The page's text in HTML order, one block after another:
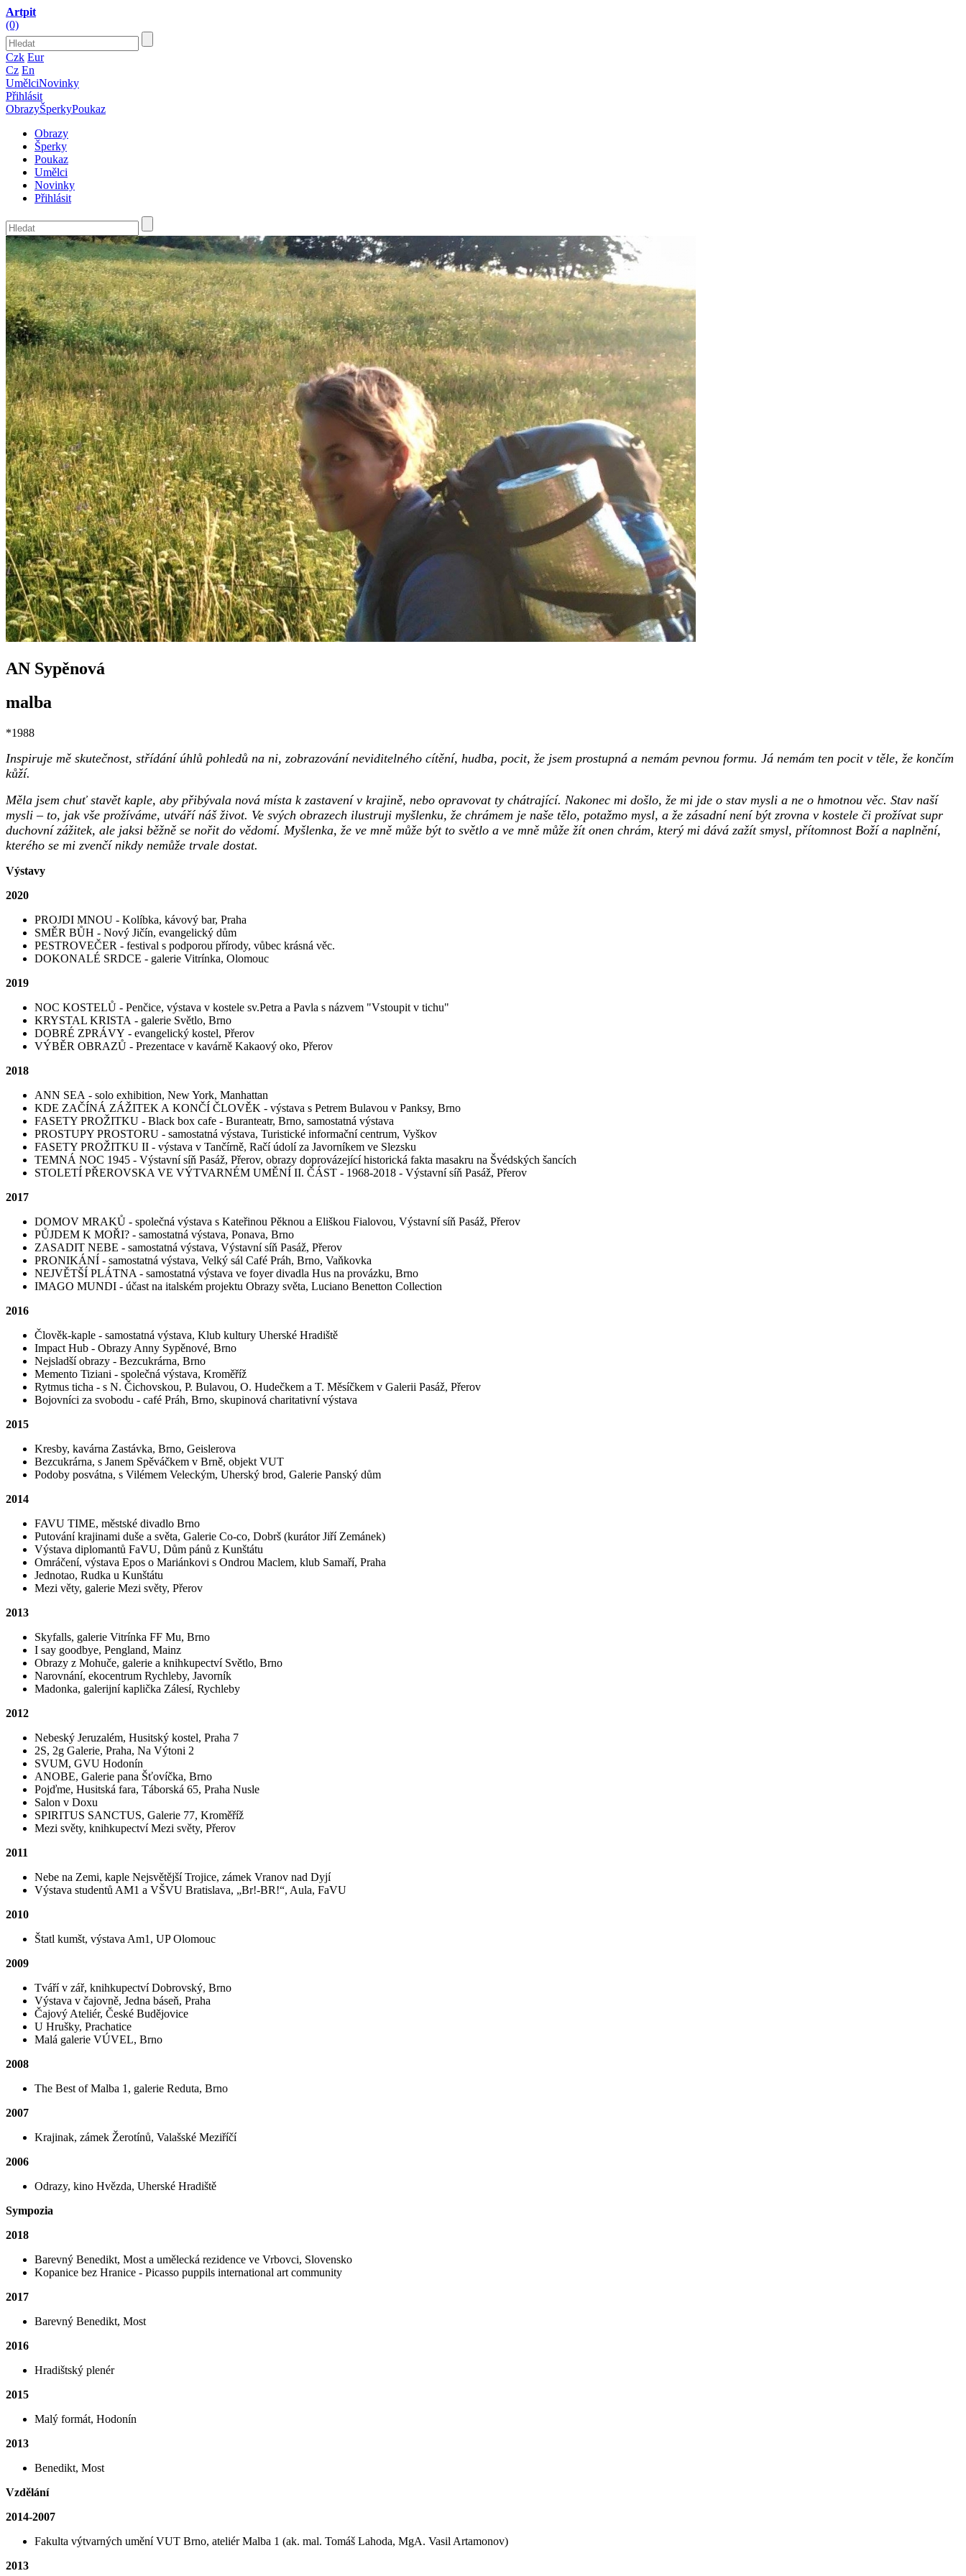
Artpit
(0)
Czk Eur
Cz En
UmělciNovinky
Přihlásit
ObrazyŠperkyPoukaz
Obrazy
Šperky
Poukaz
Umělci
Novinky
Přihlásit
AN Sypěnová
malba
*1988
Inspiruje mě skutečnost, střídání úhlů pohledů na ni, zobrazování neviditelného cítění, hudba, pocit, že jsem prostupná a nemám pevnou formu. Já nemám ten pocit v těle, že končím
kůží.
Měla jsem chuť stavět kaple, aby přibývala nová místa k zastavení v krajině, nebo opravovat ty chátrající. Nakonec mi došlo, že mi jde o stav mysli a ne o hmotnou věc. Stav naší
mysli – to, jak vše prožíváme, utváří náš život. Ve svých obrazech ilustruji myšlenku, že chrámem je naše tělo, potažmo mysl, a že zásadní není být zrovna v kostele či prožívat supr
duchovní zážitek, ale jaksi běžně se nořit do vědomí. Myšlenka, že ve mně může být to světlo a ve mně může žít onen chrám, který mi dává zažít smysl, přítomnost Boží a naplnění,
kterého se mi zvenčí nikdy nemůže trvale dostat.
Výstavy
2020
PROJDI MNOU - Kolíbka, kávový bar, Praha
SMĚR BŮH - Nový Jičín, evangelický dům
PESTROVEČER - festival s podporou přírody, vůbec krásná věc.
DOKONALÉ SRDCE - galerie Vitrínka, Olomouc
2019
NOC KOSTELŮ - Penčice, výstava v kostele sv.Petra a Pavla s názvem "Vstoupit v tichu"
KRYSTAL KRISTA - galerie Světlo, Brno
DOBRÉ ZPRÁVY - evangelický kostel, Přerov
VÝBĚR OBRAZŮ - Prezentace v kavárně Kakaový oko, Přerov
2018
ANN SEA - solo exhibition, New York, Manhattan
KDE ZAČÍNÁ ZÁŽITEK A KONČÍ ČLOVĚK - výstava s Petrem Bulavou v Panksy, Brno
FASETY PROŽITKU - Black box cafe - Buranteatr, Brno, samostatná výstava
PROSTUPY PROSTORU - samostatná výstava, Turistické informační centrum, Vyškov
FASETY PROŽITKU II - výstava v Tančírně, Račí údolí za Javorníkem ve Slezsku
TEMNÁ NOC 1945 - Výstavní síň Pasáž, Přerov, obrazy doprovázející historická fakta masakru na Švédských šancích
STOLETÍ PŘEROVSKA VE VÝTVARNÉM UMĚNÍ II. ČÁST - 1968-2018 - Výstavní síň Pasáž, Přerov
2017
DOMOV MRAKŮ - společná výstava s Kateřinou Pěknou a Eliškou Fialovou, Výstavní síň Pasáž, Přerov
PŮJDEM K MOŘI? - samostatná výstava, Ponava, Brno
ZASADIT NEBE - samostatná výstava, Výstavní síň Pasáž, Přerov
PRONIKÁNÍ - samostatná výstava, Velký sál Café Práh, Brno, Vaňkovka
NEJVĚTŠÍ PLÁTNA - samostatná výstava ve foyer divadla Hus na provázku, Brno
IMAGO MUNDI - účast na italském projektu Obrazy světa, Luciano Benetton Collection
2016
Člověk-kaple - samostatná výstava, Klub kultury Uherské Hradiště
Impact Hub - Obrazy Anny Sypěnové, Brno
Nejsladší obrazy - Bezcukrárna, Brno
Memento Tiziani - společná výstava, Kroměříž
Rytmus ticha - s N. Čichovskou, P. Bulavou, O. Hudečkem a T. Měsíčkem v Galerii Pasáž, Přerov
Bojovníci za svobodu - café Práh, Brno, skupinová charitativní výstava
2015
Kresby, kavárna Zastávka, Brno, Geislerova
Bezcukrárna, s Janem Spěváčkem v Brně, objekt VUT
Podoby posvátna, s Vilémem Veleckým, Uherský brod, Galerie Panský dům
2014
FAVU TIME, městské divadlo Brno
Putování krajinami duše a světa, Galerie Co-co, Dobrš (kurátor Jiří Zemánek)
Výstava diplomantů FaVU, Dům pánů z Kunštátu
Omráčení, výstava Epos o Mariánkovi s Ondrou Maclem, klub Samaří, Praha
Jednotao, Rudka u Kunštátu
Mezi věty, galerie Mezi světy, Přerov
2013
Skyfalls, galerie Vitrínka FF Mu, Brno
I say goodbye, Pengland, Mainz
Obrazy z Mohuče, galerie a knihkupectví Světlo, Brno
Narovnání, ekocentrum Rychleby, Javorník
Madonka, galerijní kaplička Zálesí, Rychleby
2012
Nebeský Jeruzalém, Husitský kostel, Praha 7
2S, 2g Galerie, Praha, Na Výtoni 2
SVUM, GVU Hodonín
ANOBE, Galerie pana Šťovíčka, Brno
Pojďme, Husitská fara, Táborská 65, Praha Nusle
Salon v Doxu
SPIRITUS SANCTUS, Galerie 77, Kroměříž
Mezi světy, knihkupectví Mezi světy, Přerov
2011
Nebe na Zemi, kaple Nejsvětější Trojice, zámek Vranov nad Dyjí
Výstava studentů AM1 a VŠVU Bratislava, „Br!-BR!“, Aula, FaVU
2010
Štatl kumšt, výstava Am1, UP Olomouc
2009
Tváří v zář, knihkupectví Dobrovský, Brno
Výstava v čajovně, Jedna báseň, Praha
Čajový Ateliér, České Budějovice
U Hrušky, Prachatice
Malá galerie VÚVEL, Brno
2008
The Best of Malba 1, galerie Reduta, Brno
2007
Krajinak, zámek Žerotínů, Valašské Meziříčí
2006
Odrazy, kino Hvězda, Uherské Hradiště
Sympozia
2018
Barevný Benedikt, Most a umělecká rezidence ve Vrbovci, Slovensko
Kopanice bez Hranice - Picasso puppils international art community
2017
Barevný Benedikt, Most
2016
Hradištský plenér
2015
Malý formát, Hodonín
2013
Benedikt, Most
Vzdělání
2014-2007
Fakulta výtvarných umění VUT Brno, ateliér Malba 1 (ak. mal. Tomáš Lahoda, MgA. Vasil Artamonov)
2013